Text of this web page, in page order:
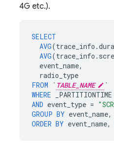
4G etc.).
SELECT
AVG(trace_info .
AVG(trace_info .
event_name,
radio_type
FROM
` TABLE_NAME
`
WHERE
_PARTITIONTIME
AND event_type =
GROUP BY event_name,
ORDER BY event_name,